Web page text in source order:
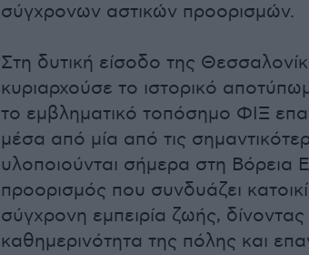
σύγχρονων αστικών προορισμών.
Στη δυτική είσοδο της
κυριαρχούσε το ιστορικό
το εμβληματικό τοπόσημο ΦΙΞ
μέσα από μία από τις
υλοποιούνται σήμερα στη Βόρεια
προορισμός που συνδυάζει
σύγχρονη εμπειρία ζωής,
καθημερινότητα της πόλης και